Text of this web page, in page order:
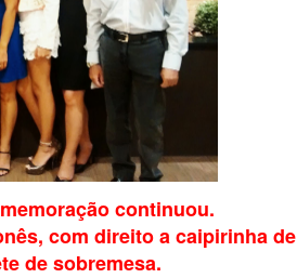
continuou.
com direito a caipirinha de
de sobremesa.